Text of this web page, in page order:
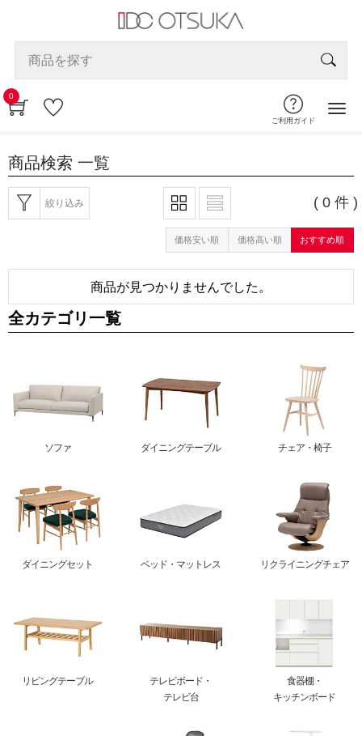
0
ご利用ガイド
商品検索 一覧
絞り込み ( 0 件 )
価格安い順 価格高い順 おすすめ順
商品が見つかりませんでした。
全カテゴリ一覧
ソファ ダイニングテーブル チェア・椅子
ダイニングセット ベッド・マットレス リクライニングチェア
リビングテーブル
テレビボード・
テレビ台
食器棚・
キッチンボード